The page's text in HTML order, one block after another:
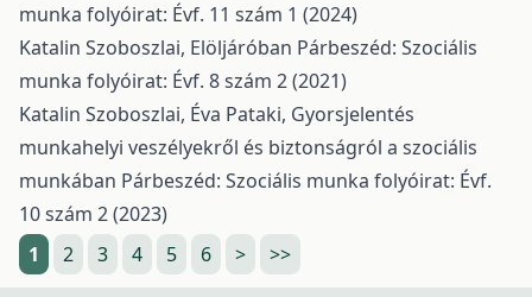
munka folyóirat: Évf. 11 szám 1 (2024)
Katalin Szoboszlai, Elöljáróban Párbeszéd: Szociális
munka folyóirat: Évf. 8 szám 2 (2021)
Katalin Szoboszlai, Éva Pataki, Gyorsjelentés
munkahelyi veszélyekről és biztonságról a szociális
munkában Párbeszéd: Szociális munka folyóirat: Évf.
10 szám 2 (2023)
1
2 3 4 5 6 > >>